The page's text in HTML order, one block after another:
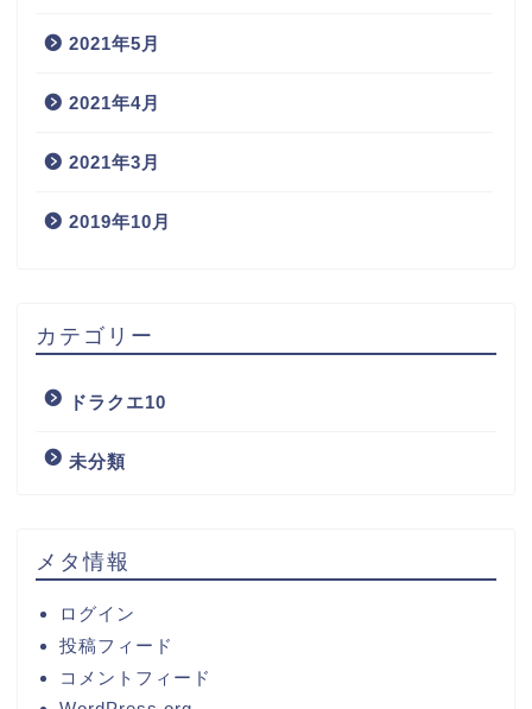
2021年5月
2021年4月
2021年3月
2019年10月
カテゴリー
ドラクエ10
未分類
メタ情報
ログイン
投稿フィード
コメントフィード